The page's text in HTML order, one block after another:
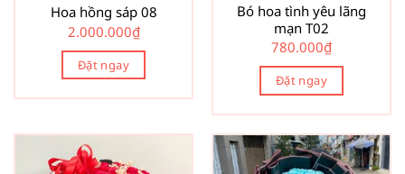
Hoa hồng sáp 08
2.000.000₫
Đặt ngay
Bó hoa tình yêu lãng
mạn T02
780.000₫
Đặt ngay